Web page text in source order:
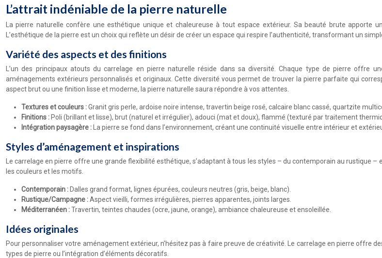
L’attrait indéniable de la pierre naturelle
La pierre naturelle confère une esthétique unique et chaleureuse à tout espace extérieur. Sa beauté brute apporte
L’esthétique de la pierre est un choix qui reflète un désir de créer un espace qui respire l’authenticité, transformant un
Variété des aspects et des finitions
L’un des principaux atouts du carrelage en pierre naturelle réside dans sa diversité. Chaque type de pierre
aménagements extérieurs personnalisés et originaux. Cette diversité vous permet de trouver la pierre parfaite qui
aspect brut ou une finition lisse et moderne, la pierre naturelle saura répondre à vos attentes.
Textures et couleurs :Granit gris perle, ardoise noire intense, travertin beige rosé, calcaire blanc cassé, quartzite
Finitions : Poli (brillant et lisse), brut (naturel et irrégulier), adouci (mat et doux), flammé (texturé par traitement
Intégration paysagère :
La pierre se fond dans l’environnement, créant une continuité visuelle entre intérieur et
Styles d’aménagement et inspirations
Le carrelage en pierre offre une grande flexibilité esthétique, s’adaptant à tous les styles – du contemporain au rustique
les couleurs et les motifs.
Contemporain : Dalles grand format, lignes épurées, couleurs neutres (gris, beige, blanc).
Rustique/Campagne :Aspect vieilli, formes irrégulières, pierres apparentes, joints larges.
Méditerranéen :Travertin, teintes chaudes (ocre, jaune, orange), ambiance chaleureuse et ensoleillée.
Idées originales
Pour personnaliser votre aménagement extérieur, n’hésitez pas à faire preuve de créativité. Le carrelage en pierre offre
types de pierre ou l’intégration d’éléments décoratifs.